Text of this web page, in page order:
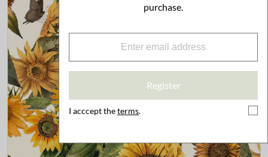
purchase.
Register
I acccept theterms.